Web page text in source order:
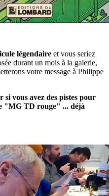
légendaire et vous seriez
durant un mois à la galerie,
votre message à Philippe
si vous avez des pistes pour
"MG TD rouge" ... déjà